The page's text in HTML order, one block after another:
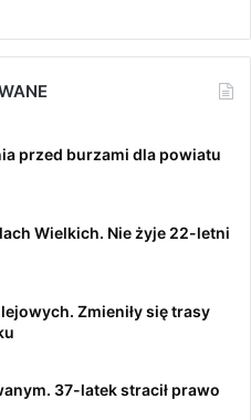
przed burzami dla powiatu
Wielkich. Nie żyje 22-letni
Zmieniły się trasy
37-latek stracił prawo